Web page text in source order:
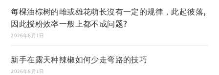
每棵油棕树的雌或雄花萌长沒有一定的规律，此起彼落,
因此授粉效率一般上都不成问题?
2026年8月1日
新手在露天种辣椒如何少走弯路的技巧
2026年8月1日